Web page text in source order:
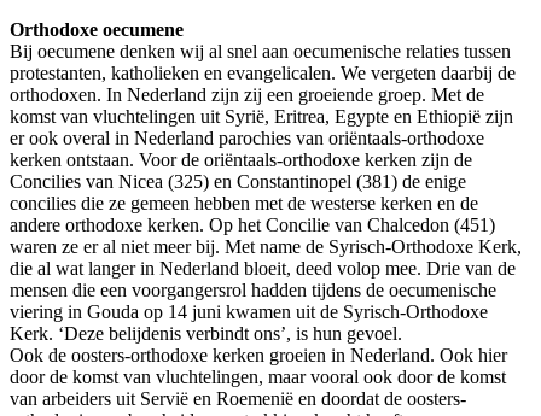
Orthodoxe oecumene
Bij oecumene denken wij al snel aan oecumenische relaties tussen
protestanten, katholieken en evangelicalen. We vergeten daarbij de
orthodoxen. In Nederland zijn zij een groeiende groep. Met de
komst van vluchtelingen uit Syrië, Eritrea, Egypte en Ethiopië zijn
er ook overal in Nederland parochies van oriëntaals-orthodoxe
kerken ontstaan. Voor de oriëntaals-orthodoxe kerken zijn de
Concilies van Nicea (325) en Constantinopel (381) de enige
concilies die ze gemeen hebben met de westerse kerken en de
andere orthodoxe kerken. Op het Concilie van Chalcedon (451)
waren ze er al niet meer bij. Met name de Syrisch-Orthodoxe Kerk,
die al wat langer in Nederland bloeit, deed volop mee. Drie van de
mensen die een voorgangersrol hadden tijdens de oecumenische
viering in Gouda op 14 juni kwamen uit de Syrisch-Orthodoxe
Kerk. ‘Deze belijdenis verbindt ons’, is hun gevoel.
Ook de oosters-orthodoxe kerken groeien in Nederland. Ook hier
door de komst van vluchtelingen, maar vooral ook door de komst
van arbeiders uit Servië en Roemenië en doordat de oosters-